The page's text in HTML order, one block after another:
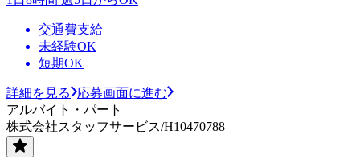
交通費支給
未経験OK
短期OK
詳細を見る
応募画面に進む
アルバイト・パート
株式会社スタッフサービス/H10470788